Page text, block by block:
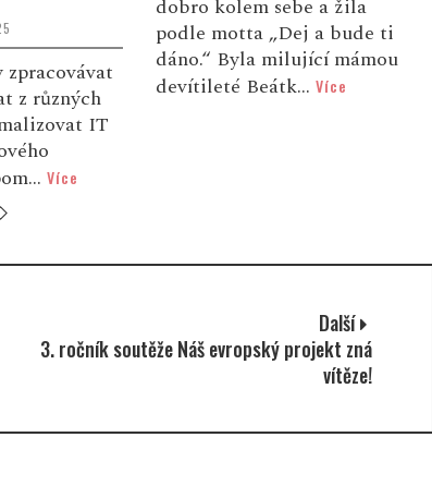
a žila
a bude ti
mámou
Více
Česká vodíková
technologická platforma
(HYTEP) se připojuje k
Další
3. ročník soutěže Náš evropský projekt zná
vítěze!